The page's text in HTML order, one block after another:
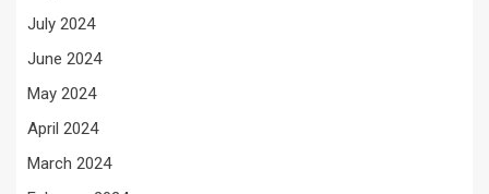
July 2024
June 2024
May 2024
April 2024
March 2024